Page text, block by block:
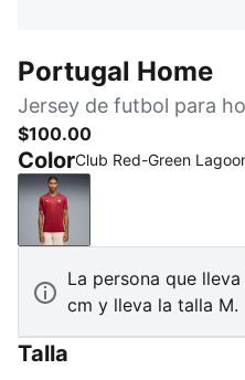
Portugal Home
Jersey de futbol para
$100.00
ColorClub Red-Green
Club Red-Green Lagoon
La persona que
cm y lleva la talla M.
Talla